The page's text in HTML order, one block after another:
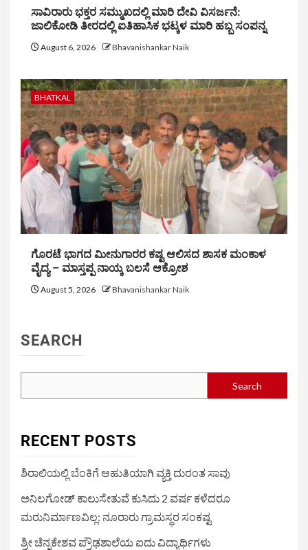
ಸಾವಿರಾರು ಭಕ್ತರ ಸಮ್ಮುಖದಲ್ಲಿ ಮಾರಿ ದೇವಿ ವಿಸರ್ಜನೆ:
ಜಾಲಿಕೋಡಿ ತೀರದಲ್ಲಿ ಐತಿಹಾಸಿಕ ಭಟ್ಕಳ ಮಾರಿ ಹಬ್ಬ ಸಂಪನ್ನ
August 6, 2026 Bhavanishankar Naik
BHATKAL
ಗೊರಟೆ ಭಾಗದ ಮೀನುಗಾರರ ಕಷ್ಟ ಆಲಿಸದ ಶಾಸಕ ಮಂಕಾಳ
ವೈದ್ಯ – ಮಾಸ್ತಪ್ಪ ನಾಯ್ಕ ಬಲಸೆ ಆಕ್ರೋಶ
August 5, 2026 Bhavanishankar Naik
SEARCH
Search
RECENT POSTS
ಶಿರಾಲಿಯಲ್ಲಿ ಬೆಂಕಿಗೆ ಆಹುತಿಯಾಗಿ ವ್ಯಕ್ತಿ ದುರಂತ ಸಾವು
ಅನಿಲಗೋಡ್ ಕಾಲುಸೇತುವೆ ಕುಸಿದು 2 ವರ್ಷ ಕಳೆದರೂ
ಮರುನಿರ್ಮಾಣವಿಲ್ಲ: ನೂರಾರು ಗ್ರಾಮಸ್ಥರ ಸಂಕಷ್ಟ
ಶ್ರೀ ಚೆನ್ನಕೇಶವ ಪ್ರೌಢಶಾಲೆಯ ಐದು ವಿದ್ಯಾರ್ಥಿಗಳು